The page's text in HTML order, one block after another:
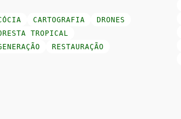
CARTOGRAFIA
DRONES
TROPICAL
RESTAURAÇÃO